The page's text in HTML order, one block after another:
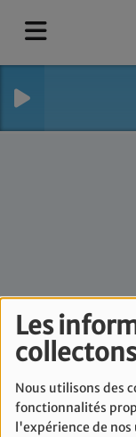
Les
collectons
Nous utilisons des
fonctionnalités
l'expérience de
Le
Sahin